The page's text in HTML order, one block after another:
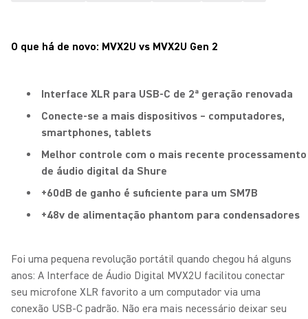
O que há de novo: MVX2U vs MVX2U Gen 2
Interface XLR para USB-C de 2ª geração renovada
Conecte-se a mais dispositivos – computadores,
smartphones, tablets
Melhor controle com o mais recente processamento
de áudio digital da Shure
+60dB de ganho é suficiente para um SM7B
+48v de alimentação phantom para condensadores
Foi uma pequena revolução portátil quando chegou há alguns
anos: A Interface de Áudio Digital MVX2U facilitou conectar
seu microfone XLR favorito a um computador via uma
conexão USB-C padrão. Não era mais necessário deixar seu